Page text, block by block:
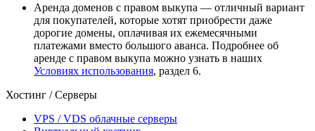
Аренда доменов с правом выкупа — отличный вариант
для покупателей, которые хотят приобрести даже
дорогие домены, оплачивая их ежемесячными
платежами вместо большого аванса. Подробнее об
аренде с правом выкупа можно узнать в наших
Условиях использования, раздел 6.
Хостинг / Серверы
VPS / VDS облачные серверы